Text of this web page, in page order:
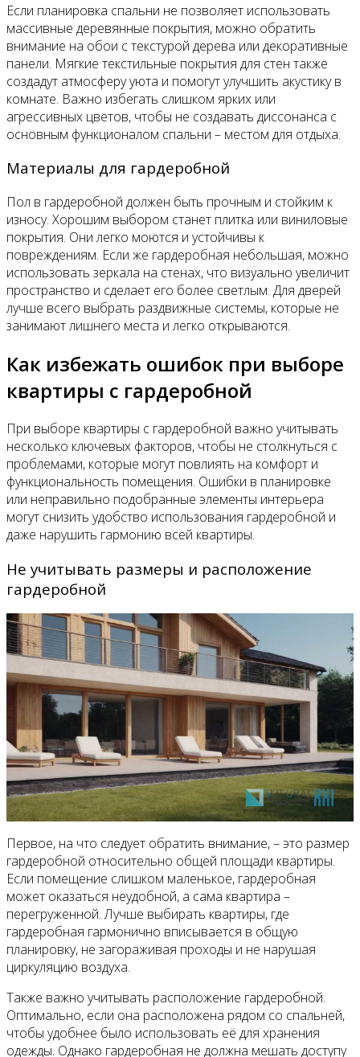
Если планировка спальни не позволяет использовать
массивные деревянные покрытия, можно обратить
внимание на обои с текстурой дерева или декоративные
панели. Мягкие текстильные покрытия для стен также
создадут атмосферу уюта и помогут улучшить акустику в
комнате. Важно избегать слишком ярких или
агрессивных цветов, чтобы не создавать диссонанса с
основным функционалом спальни – местом для отдыха.
Материалы для гардеробной
Пол в гардеробной должен быть прочным и стойким к
износу. Хорошим выбором станет плитка или виниловые
покрытия. Они легко моются и устойчивы к
повреждениям. Если же гардеробная небольшая, можно
использовать зеркала на стенах, что визуально увеличит
пространство и сделает его более светлым. Для дверей
лучше всего выбрать раздвижные системы, которые не
занимают лишнего места и легко открываются.
Как избежать ошибок при выборе
квартиры с гардеробной
При выборе квартиры с гардеробной важно учитывать
несколько ключевых факторов, чтобы не столкнуться с
проблемами, которые могут повлиять на комфорт и
функциональность помещения. Ошибки в планировке
или неправильно подобранные элементы интерьера
могут снизить удобство использования гардеробной и
даже нарушить гармонию всей квартиры.
Не учитывать размеры и расположение
гардеробной
Первое, на что следует обратить внимание, – это размер
гардеробной относительно общей площади квартиры.
Если помещение слишком маленькое, гардеробная
может оказаться неудобной, а сама квартира –
перегруженной. Лучше выбирать квартиры, где
гардеробная гармонично вписывается в общую
планировку, не загораживая проходы и не нарушая
циркуляцию воздуха.
Также важно учитывать расположение гардеробной.
Оптимально, если она расположена рядом со спальней,
чтобы удобнее было использовать её для хранения
одежды. Однако гардеробная не должна мешать доступу